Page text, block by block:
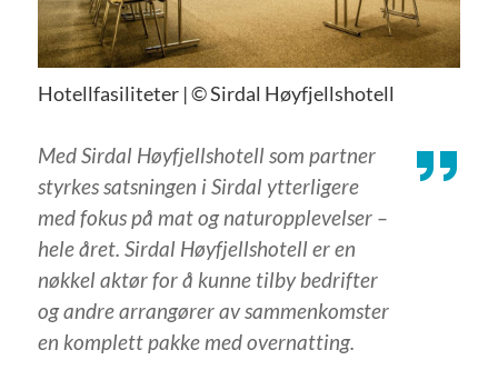
Hotellfasiliteter | © Sirdal Høyfjellshotell
Med Sirdal Høyfjellshotell som partner
styrkes satsningen i Sirdal ytterligere
med fokus på mat og naturopplevelser –
hele året. Sirdal Høyfjellshotell er en
nøkkel aktør for å kunne tilby bedrifter
og andre arrangører av sammenkomster
en komplett pakkemed overnatting.